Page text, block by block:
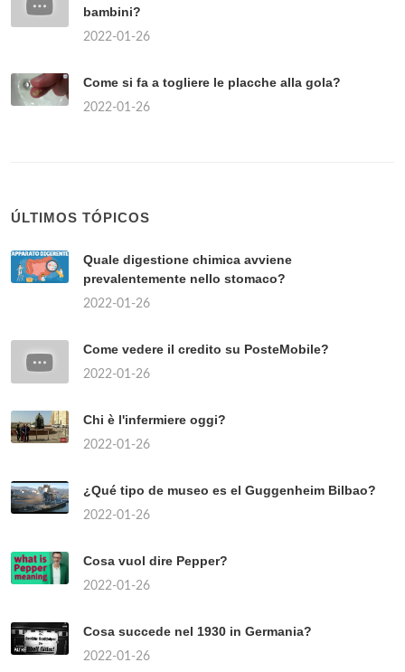
bambini?
2022-01-26
Come si fa a togliere le placche alla gola?
2022-01-26
ÚLTIMOS TÓPICOS
Quale digestione chimica avviene
prevalentemente nello stomaco?
2022-01-26
Come vedere il credito su PosteMobile?
2022-01-26
Chi è l'infermiere oggi?
2022-01-26
¿Qué tipo de museo es el Guggenheim Bilbao?
2022-01-26
Cosa vuol dire Pepper?
2022-01-26
Cosa succede nel 1930 in Germania?
2022-01-26